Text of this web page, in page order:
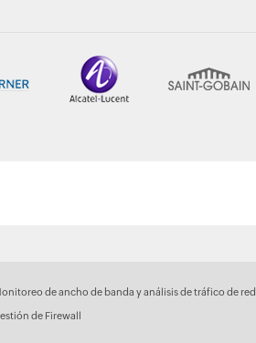
de ancho de banda y análisis de tráfico de red
de Firewall